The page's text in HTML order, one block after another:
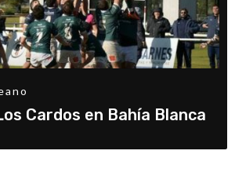
Cardos en Bahía Blanca